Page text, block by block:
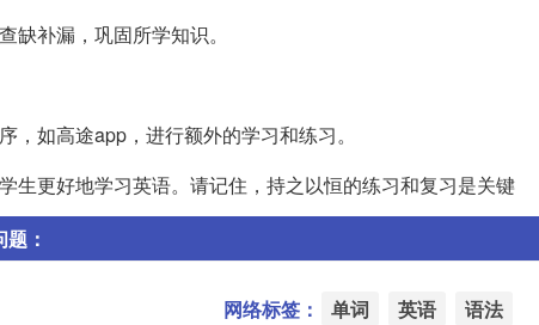
缺补漏，巩固所学知识。
，如高途app，进行额外的学习和练习。
生更好地学习英语。请记住，持之以恒的练习和复习是关键
：
网络标签： 单词 英语 语法